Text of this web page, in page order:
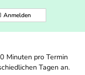
Anmelden
Minuten pro Termin
Tagen an.